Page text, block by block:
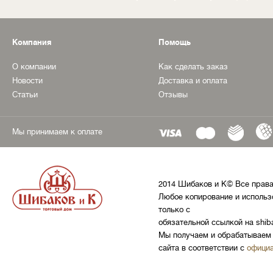
Компания
О компании
Новости
Статьи
Помощь
Как сделать заказ
Доставка и оплата
Отзывы
Мы принимаем к оплате
2014 Шибаков и К© Все
Любое копирование и
только с
обязательной ссылкой на
Мы получаем и обрабатываем
сайта в соответствии с